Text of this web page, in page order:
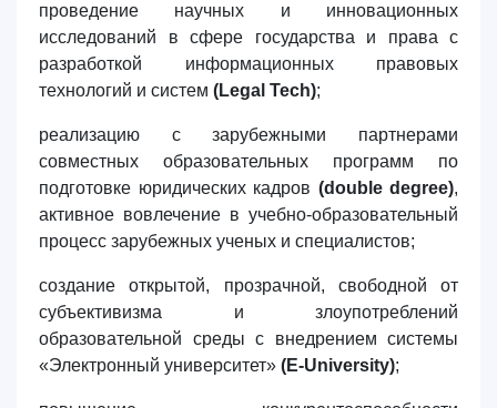
проведение научных и инновационных
исследований в сфере государства и права с
разработкой информационных правовых
технологий и систем (Legal Tech);
реализацию с зарубежными партнерами
совместных образовательных программ по
подготовке юридических кадров (double degree),
активное вовлечение в учебно-образовательный
процесс зарубежных ученых и специалистов;
создание открытой, прозрачной, свободной от
субъективизма и злоупотреблений
образовательной среды с внедрением системы
«Электронный университет» (E-University);